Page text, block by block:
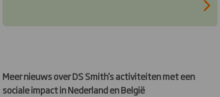
Meer nieuws over DS Smith's activiteiten met een
sociale impact in Nederland en België